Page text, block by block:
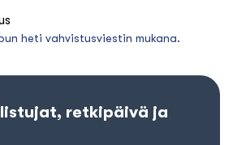
heti vahvistusviestin mukana.
retkipäivä ja